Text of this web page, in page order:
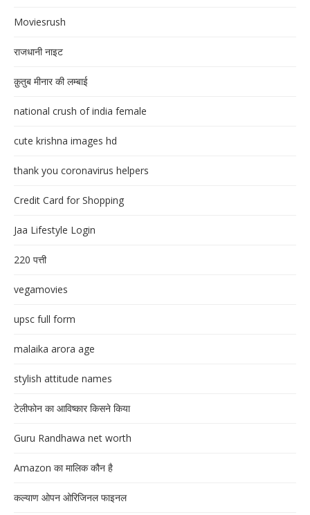
Moviesrush
राजधानी नाइट
क़ुतुब मीनार की लम्बाई
national crush of india female
cute krishna images hd
thank you coronavirus helpers
Credit Card for Shopping
Jaa Lifestyle Login
220 पत्ती
vegamovies
upsc full form
malaika arora age
stylish attitude names
टेलीफोन का आविष्कार किसने किया
Guru Randhawa net worth
Amazon का मालिक कौन है
कल्याण ओपन ओरिजिनल फाइनल